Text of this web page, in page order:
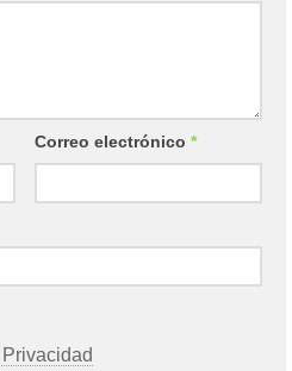
Correo electrónico *